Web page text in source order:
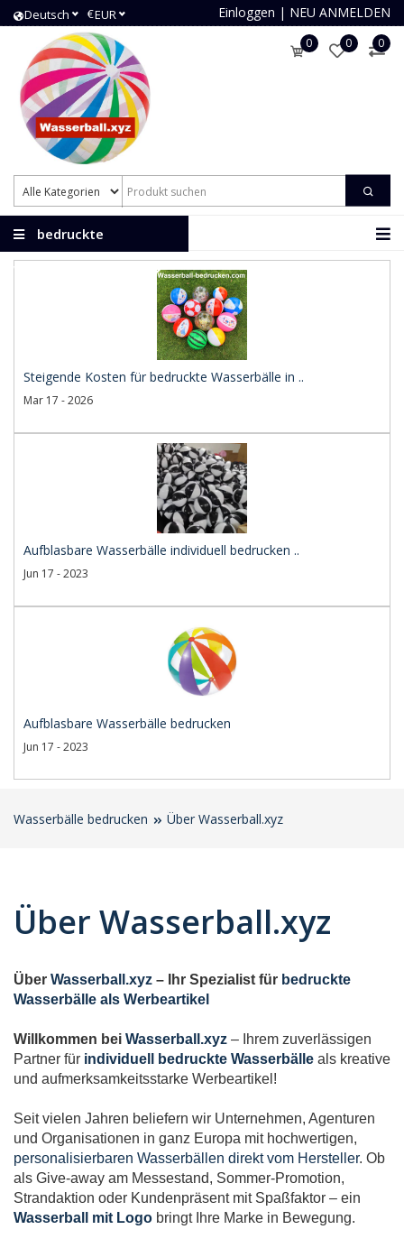
Deutsch €EUR Einloggen | NEU ANMELDEN
0 0 0
bedruckte
Wasserbälle
Steigende Kosten für bedruckte Wasserbälle in ..
Mar 17 - 2026
Aufblasbare Wasserbälle individuell bedrucken ..
Jun 17 - 2023
Aufblasbare Wasserbälle bedrucken
Jun 17 - 2023
Wasserbälle bedrucken Über Wasserball.xyz
Über Wasserball.xyz
Über Wasserball.xyz – Ihr Spezialist für bedruckte
Wasserbälle als Werbeartikel
Willkommen bei Wasserball.xyz – Ihrem zuverlässigen
Partner für individuell bedruckte Wasserbälle als kreative
und aufmerksamkeitsstarke Werbeartikel!
Seit vielen Jahren beliefern wir Unternehmen, Agenturen
und Organisationen in ganz Europa mit hochwertigen,
personalisierbaren Wasserbällen direkt vom Hersteller. Ob
als Give-away am Messestand, Sommer-Promotion,
Strandaktion oder Kundenpräsent mit Spaßfaktor – ein
Wasserball mit Logo bringt Ihre Marke in Bewegung.